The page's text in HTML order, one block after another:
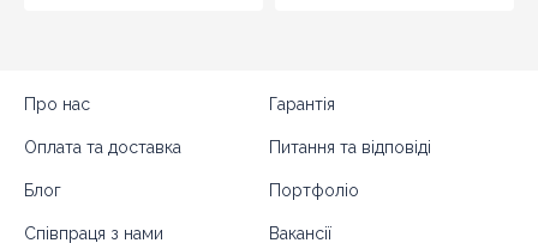
Про нас Гарантія
Оплата та доставка Питання та відповіді
Блог Портфоліо
Співпраця з нами Вакансії